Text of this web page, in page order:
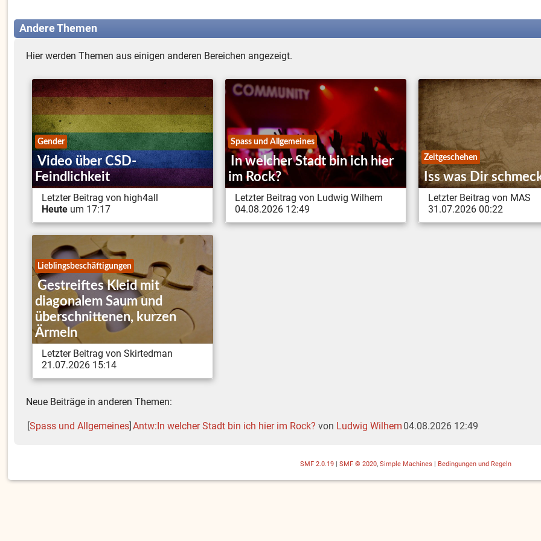
Andere Themen
Hier werden Themen aus einigen anderen Bereichen angezeigt.
Gender
Video über CSD-
Feindlichkeit
Letzter Beitrag von high4all
Heute um 17:17
Spass und Allgemeines
In welcher Stadt bin ich hier
im Rock?
Letzter Beitrag von Ludwig Wilhem
04.08.2026 12:49
Zeitgeschehen
Iss was Dir
Letzter Beitrag von MAS
31.07.2026 00:22
Lieblingsbeschäftigungen
Gestreiftes Kleid mit
diagonalem Saum und
überschnittenen, kurzen
Ärmeln
Letzter Beitrag von Skirtedman
21.07.2026 15:14
Neue Beiträge in anderen Themen:
[Spass und Allgemeines] Antw:In welcher Stadt bin ich hier im Rock? von Ludwig Wilhem 04.08.2026 12:49
SMF 2.0.19| SMF © 2020, Simple Machines | Bedingungen und Regeln